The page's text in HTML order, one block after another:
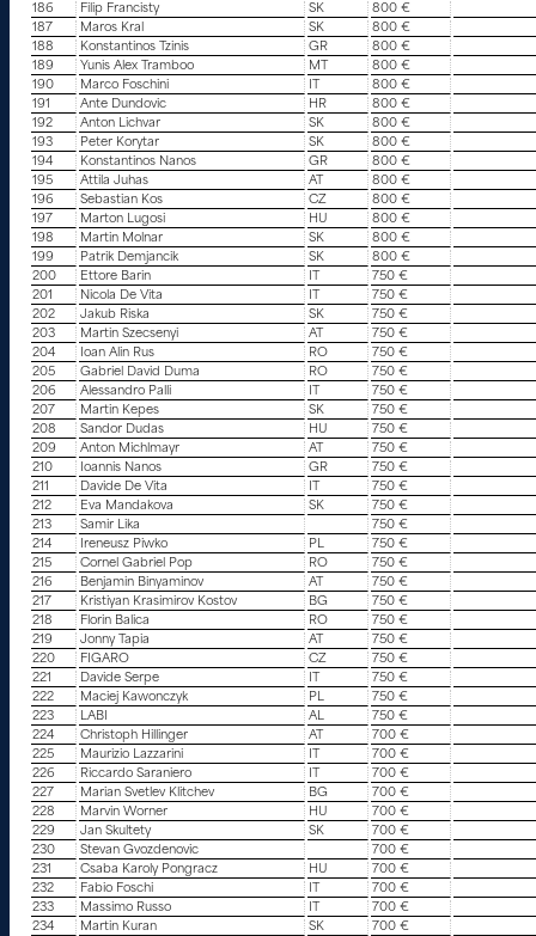
186
Filip Francisty SK
800 €
187
Maros Kral SK
800 €
188
Konstantinos Tzinis GR
800 €
189
Yunis Alex Tramboo MT
800 €
190
Marco Foschini
800 €
191
Ante Dundovic HR
800 €
192
Anton Lichvar SK
800 €
193
Peter Korytar SK
800 €
194
Konstantinos Nanos GR
800 €
195
Attila Juhas AT
800 €
196
Sebastian Kos CZ
800 €
197
Marton Lugosi HU
800 €
198
Martin Molnar SK
800 €
199
Patrik Demjancik SK
800 €
200
Ettore Barin
750 €
201
Nicola De Vita
750 €
202
Jakub Riska SK
750 €
203
Martin Szecsenyi AT
750 €
204
Ioan Alin Rus RO
750 €
205
Gabriel David Duma RO
750 €
206
Alessandro Palli
750 €
207
Martin Kepes SK
750 €
208
Sandor Dudas HU
750 €
209
Anton Michlmayr AT
750 €
210
Ioannis Nanos GR
750 €
211
Davide De Vita
750 €
212
Eva Mandakova SK
750 €
213
Samir Lika
750 €
214
Ireneusz Piwko PL
750 €
215
Cornel Gabriel Pop RO
750 €
216
Benjamin Binyaminov AT
750 €
217
Kristiyan Krasimirov Kostov BG
750 €
218
Florin Balica RO
750 €
219
Jonny Tapia AT
750 €
220
FIGARO CZ
750 €
221
Davide Serpe
750 €
222
Maciej Kawonczyk PL
750 €
223
LABI AL
750 €
224
Christoph Hillinger AT
700 €
225
Maurizio Lazzarini
700 €
226
Riccardo Saraniero
700 €
227
Marian Svetlev Klitchev BG
700 €
228
Marvin Worner HU
700 €
229
Jan Skultety SK
700 €
230
Stevan Gvozdenovic
700 €
231
Csaba Karoly Pongracz HU
700 €
232
Fabio Foschi
700 €
233
Massimo Russo
700 €
234
Martin Kuran SK
700 €